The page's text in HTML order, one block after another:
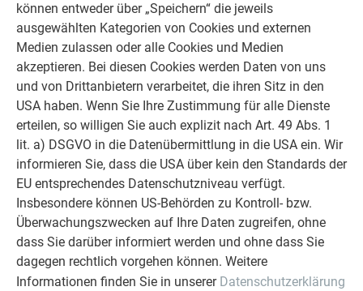
können entweder über „Speichern“ die jeweils
ausgewählten Kategorien von Cookies und externen
Medien zulassen oder alle Cookies und Medien
akzeptieren. Bei diesen Cookies werden Daten von uns
und von Drittanbietern verarbeitet, die ihren Sitz in den
USA haben. Wenn Sie Ihre Zustimmung für alle Dienste
erteilen, so willigen Sie auch explizit nach Art. 49 Abs. 1
lit. a) DSGVO in die Datenübermittlung in die USA ein. Wir
informieren Sie, dass die USA über kein den Standards der
EU entsprechendes Datenschutzniveau verfügt.
Insbesondere können US-Behörden zu Kontroll- bzw.
Überwachungszwecken auf Ihre Daten zugreifen, ohne
dass Sie darüber informiert werden und ohne dass Sie
dagegen rechtlich vorgehen können. Weitere
Informationen finden Sie in unserer Datenschutzerklärung